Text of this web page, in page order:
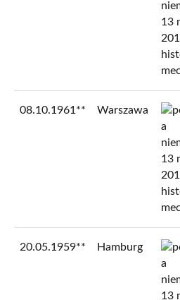
08.10.1961** Warszawa
20.05.1959** Hamburg